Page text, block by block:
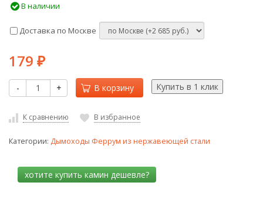
В наличии
Доставка по Москве
179 ₽
- + В корзину
К сравнению В избранное
Категории: Дымоходы Феррум из нержавеющей стали